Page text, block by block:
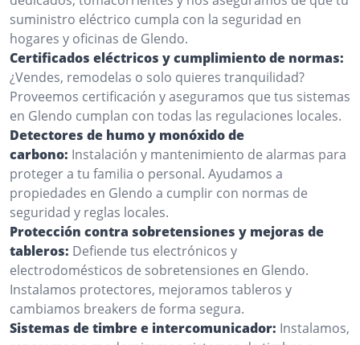
suministro eléctrico cumpla con la seguridad en
hogares y oficinas de Glendo.
Certificados eléctricos y cumplimiento de normas:
¿Vendes, remodelas o solo quieres tranquilidad?
Proveemos certificación y aseguramos que tus sistemas
en Glendo cumplan con todas las regulaciones locales.
Detectores de humo y monóxido de
carbono: Instalación y mantenimiento de alarmas para
proteger a tu familia o personal. Ayudamos a
propiedades en Glendo a cumplir con normas de
seguridad y reglas locales.
Protección contra sobretensiones y mejoras de
tableros: Defiende tus electrónicos y
electrodomésticos de sobretensiones en Glendo.
Instalamos protectores, mejoramos tableros y
cambiamos breakers de forma segura.
Sistemas de timbre e intercomunicador: Instalamos,